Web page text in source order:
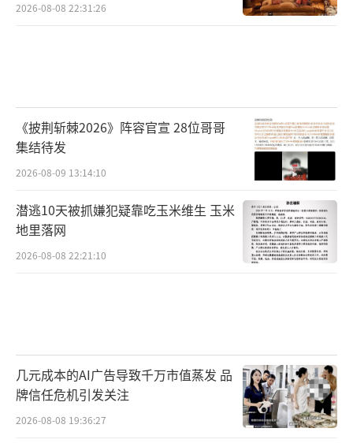
2026-08-08 22:31:26
《披荆斩棘2026》阵容官宣 28位哥哥
集结待发
2026-08-09 13:14:10
潜逃10天被抓嫌犯疑靠吃玉米维生 玉米
地里落网
2026-08-08 22:21:10
几元成本的AI广告导致千万市值蒸发 品
牌信任危机引发关注
2026-08-08 19:36:27